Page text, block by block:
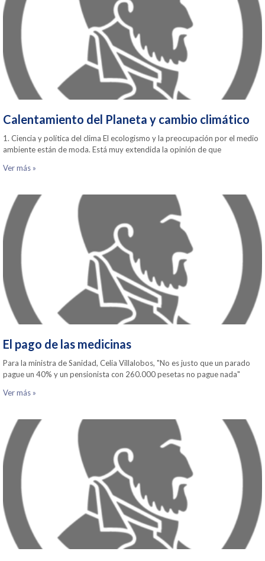
Calentamiento del Planeta y cambio climático
1. Ciencia y política del clima El ecologismo y la preocupación por el medio
ambiente están de moda. Está muy extendida la opinión de que
Ver más »
El pago de las medicinas
Para la ministra de Sanidad, Celia Villalobos, "No es justo que un parado
pague un 40% y un pensionista con 260.000 pesetas no pague nada"
Ver más »